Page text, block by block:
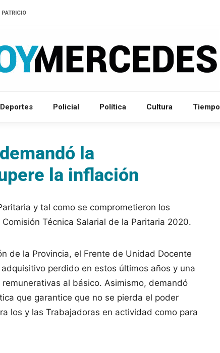
PATRICIO
Deportes Policial Política Cultura Tiempo
la
la inflación
y tal como se comprometieron los
Técnica Salarial de la Paritaria 2020.
de la Provincia, el Frente de Unidad Docente
perdido en estos últimos años y una
al básico. Asimismo, demandó
que garantice que no se pierda el poder
los y las Trabajadoras en actividad como para